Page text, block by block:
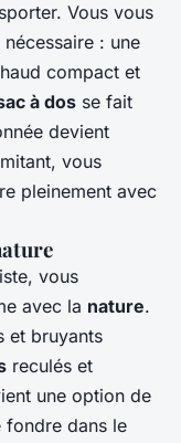
Vous vous
: une
compact et
à dos se fait
devient
vous
pleinement avec
vous
avec la nature.
et bruyants
reculés et
une option de
fondre dans le